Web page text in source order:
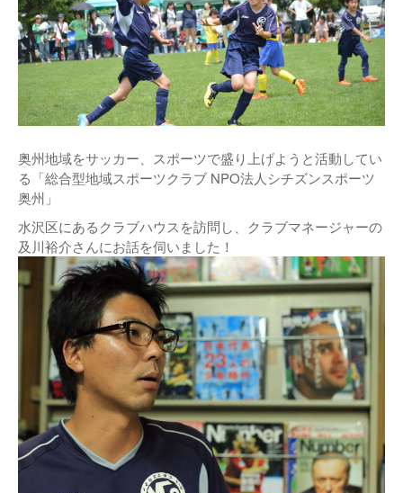
農と人をめぐる
CAMERA
MOVIE
奥州地域をサッカー、スポーツで盛り上げようと活動してい
る「総合型地域スポーツクラブ NPO法人シチズンスポーツ
奥州」
水沢区にあるクラブハウスを訪問し、クラブマネージャーの
及川裕介さんにお話を伺いました！